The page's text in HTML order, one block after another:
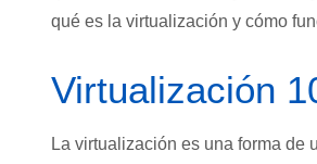
qué es la virtualización y cómo
Virtualización
La virtualización es una forma de